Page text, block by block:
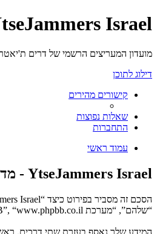
Israel
מועדון המעריצים הרשמי של דרים
דילוג לתוכן
קישורים מהירים
שאלות נפוצות
התחברות
עמוד ראשי
YtseJammers Israel - מדיניות הפרטיות
“שלהם”, “מערכת phpBB”, “www.phpbb.co.il”, “קבוצת phpBB”, “צוות phpBB הישראלי”) משתמשים בכל מידע אשר נאסף במשך כל חיבור בשימוש שלך (להלן “המידע שלך”).